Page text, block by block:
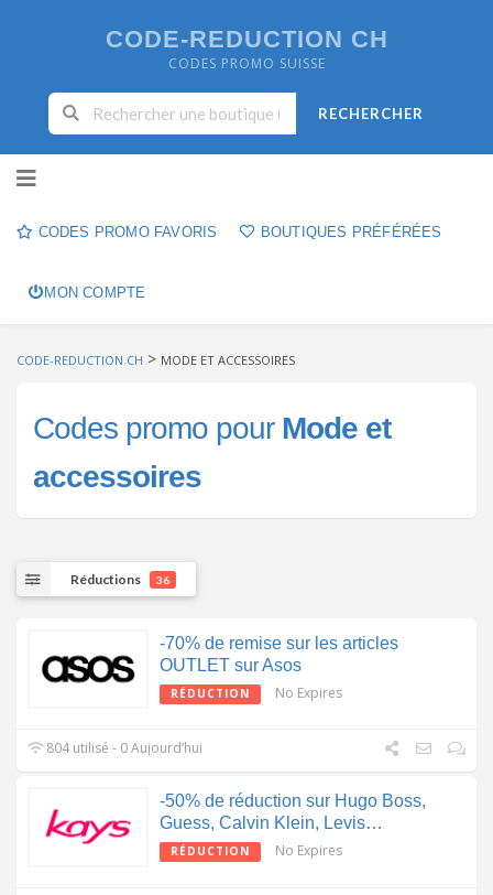
CODE-REDUCTION CH
CODES PROMO SUISSE
RECHERCHER
CODES PROMO FAVORIS BOUTIQUES PRÉFÉRÉES
MON COMPTE
CODE-REDUCTION CH > MODE ET ACCESSOIRES
Codes promo pour Mode et
accessoires
Réductions 36
-70% de remise sur les articles
OUTLET sur Asos
RÉDUCTION No Expires
804 utilisé - 0 Aujourd’hui
-50% de réduction sur Hugo Boss,
Guess, Calvin Klein, Levis…
RÉDUCTION No Expires